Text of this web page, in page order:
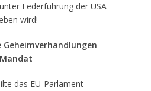
Federführung der USA
wird!
Geheimverhandlungen
das EU-Parlament